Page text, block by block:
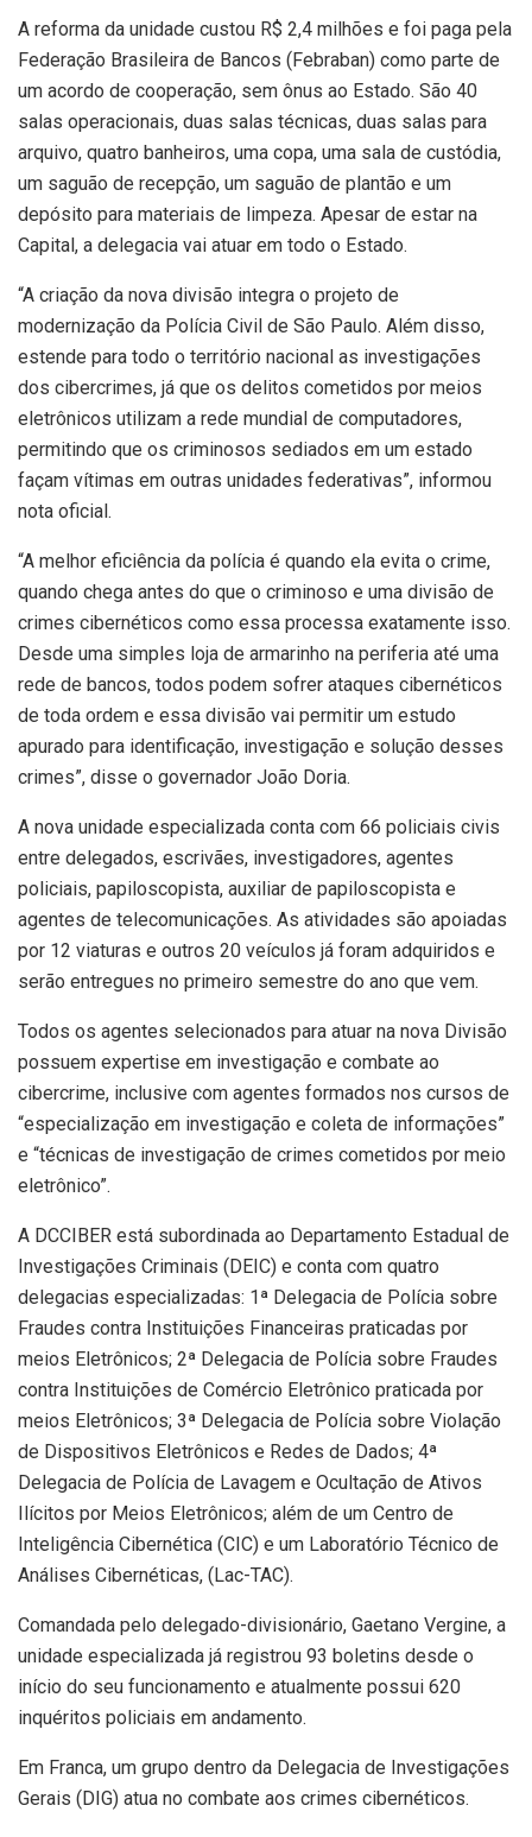
A reforma da unidade custou R$ 2,4 milhões e foi paga pela
Federação Brasileira de Bancos (Febraban) como parte de
um acordo de cooperação, sem ônus ao Estado. São 40
salas operacionais, duas salas técnicas, duas salas para
arquivo, quatro banheiros, uma copa, uma sala de custódia,
um saguão de recepção, um saguão de plantão e um
depósito para materiais de limpeza. Apesar de estar na
Capital, a delegacia vai atuar em todo o Estado.
“A criação da nova divisão integra o projeto de
modernização da Polícia Civil de São Paulo. Além disso,
estende para todo o território nacional as investigações
dos cibercrimes, já que os delitos cometidos por meios
eletrônicos utilizam a rede mundial de computadores,
permitindo que os criminosos sediados em um estado
façam vítimas em outras unidades federativas”, informou
nota oficial.
“A melhor eficiência da polícia é quando ela evita o crime,
quando chega antes do que o criminoso e uma divisão de
crimes cibernéticos como essa processa exatamente isso.
Desde uma simples loja de armarinho na periferia até uma
rede de bancos, todos podem sofrer ataques cibernéticos
de toda ordem e essa divisão vai permitir um estudo
apurado para identificação, investigação e solução desses
crimes”, disse o governador João Doria.
A nova unidade especializada conta com 66 policiais civis
entre delegados, escrivães, investigadores, agentes
policiais, papiloscopista, auxiliar de papiloscopista e
agentes de telecomunicações. As atividades são apoiadas
por 12 viaturas e outros 20 veículos já foram adquiridos e
serão entregues no primeiro semestre do ano que vem.
Todos os agentes selecionados para atuar na nova Divisão
possuem expertise em investigação e combate ao
cibercrime, inclusive com agentes formados nos cursos de
“especialização em investigação e coleta de informações”
e “técnicas de investigação de crimes cometidos por meio
eletrônico”.
A DCCIBER está subordinada ao Departamento Estadual de
Investigações Criminais (DEIC) e conta com quatro
delegacias especializadas: 1ª Delegacia de Polícia sobre
Fraudes contra Instituições Financeiras praticadas por
meios Eletrônicos; 2ª Delegacia de Polícia sobre Fraudes
contra Instituições de Comércio Eletrônico praticada por
meios Eletrônicos; 3ª Delegacia de Polícia sobre Violação
de Dispositivos Eletrônicos e Redes de Dados; 4ª
Delegacia de Polícia de Lavagem e Ocultação de Ativos
Ilícitos por Meios Eletrônicos; além de um Centro de
Inteligência Cibernética (CIC) e um Laboratório Técnico de
Análises Cibernéticas, (Lac-TAC).
Comandada pelo delegado-divisionário, Gaetano Vergine, a
unidade especializada já registrou 93 boletins desde o
início do seu funcionamento e atualmente possui 620
inquéritos policiais em andamento.
Em Franca, um grupo dentro da Delegacia de Investigações
Gerais (DIG) atua no combate aos crimes cibernéticos.